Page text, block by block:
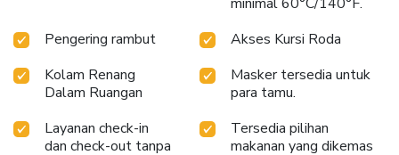
Pengering rambut
Akses Kursi Roda
Kolam Renang
Dalam Ruangan
Masker tersedia untuk
para tamu.
Layanan check-in
dan check-out tanpa
Tersedia pilihan
makanan yang dikemas